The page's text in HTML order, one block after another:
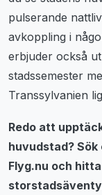
pulserande
avkoppling i
erbjuder också
stadssemester
Transsylvanien
Redo att
huvudstad?
Flyg.nu och